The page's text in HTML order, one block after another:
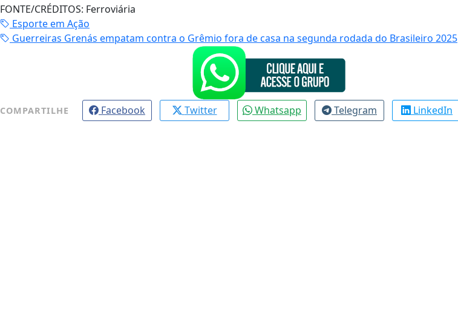
FONTE/CRÉDITOS: Ferroviária
Esporte em Ação
Guerreiras Grenás empatam contra o Grêmio fora de casa na segunda rodada do Brasileiro 2025
COMPARTILHE Facebook Twitter Whatsapp Telegram LinkedIn